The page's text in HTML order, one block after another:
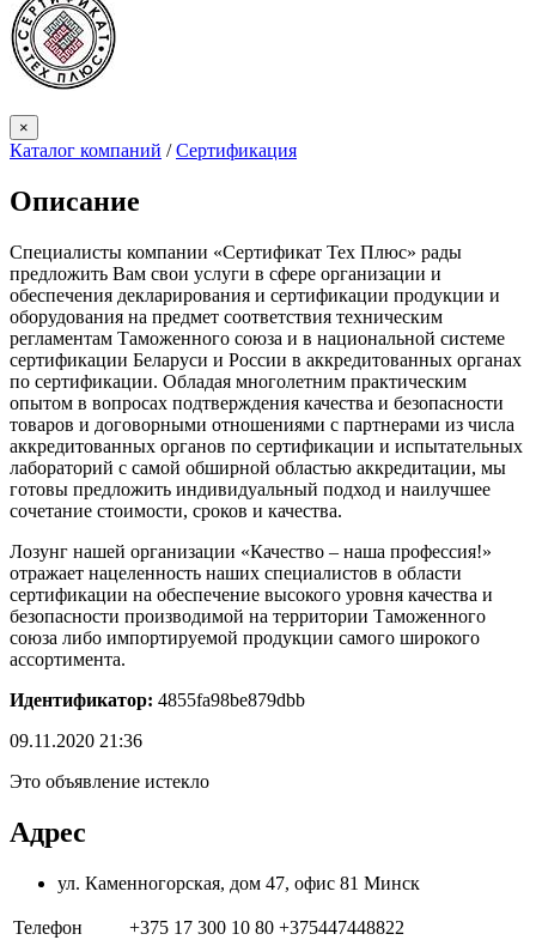
×
Каталог компаний /Сертификация
Описание
Специалисты компании «Сертификат Тех Плюс» рады
предложить Вам свои услуги в сфере организации и
обеспечения декларирования и сертификации продукции и
оборудования на предмет соответствия техническим
регламентам Таможенного союза и в национальной системе
сертификации Беларуси и России в аккредитованных органах
по сертификации. Обладая многолетним практическим
опытом в вопросах подтверждения качества и безопасности
товаров и договорными отношениями с партнерами из числа
аккредитованных органов по сертификации и испытательных
лабораторий с самой обширной областью аккредитации, мы
готовы предложить индивидуальный подход и наилучшее
сочетание стоимости, сроков и качества.
Лозунг нашей организации «Качество – наша профессия!»
отражает нацеленность наших специалистов в области
сертификации на обеспечение высокого уровня качества и
безопасности производимой на территории Таможенного
союза либо импортируемой продукции самого широкого
ассортимента.
Идентификатор: 4855fa98be879dbb
09.11.2020 21:36
Это объявление истекло
Адрес
ул. Каменногорская, дом 47, офис 81 Минск
Телефон +375 17 300 10 80 +375447448822